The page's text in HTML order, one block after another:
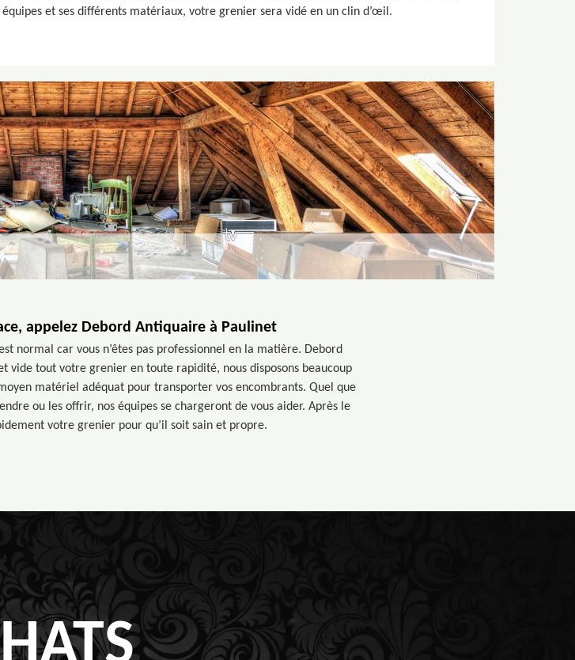
et ses différents matériaux, votre grenier sera vidé en un clin d’œil.
appelez Debord Antiquaire à Paulinet
normal car vous n’êtes pas professionnel en la matière. Debord
vide tout votre grenier en toute rapidité, nous disposons beaucoup
matériel adéquat pour transporter vos encombrants. Quel que
ou les offrir, nos équipes se chargeront de vous aider. Après le
votre grenier pour qu’il soit sain et propre.